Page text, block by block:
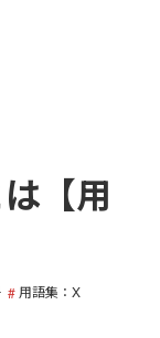
【用
用語集：X